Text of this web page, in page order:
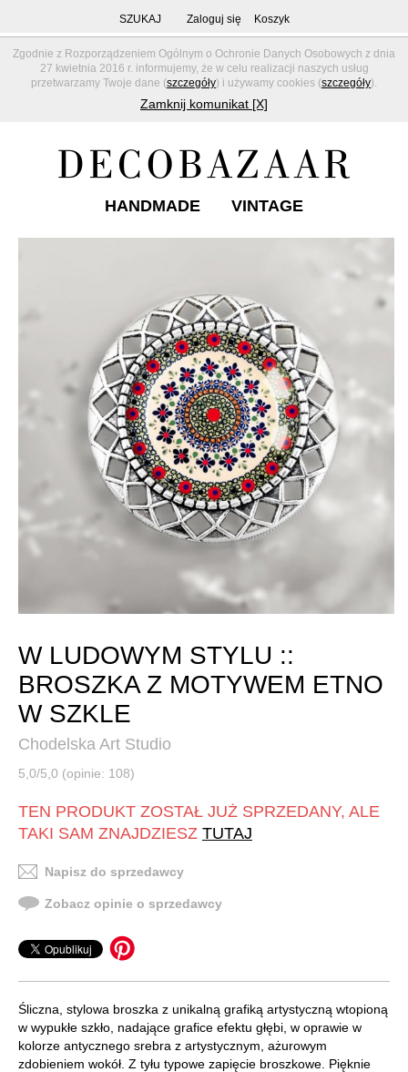
Zgodnie z Rozporządzeniem Ogólnym o Ochronie Danych Osobowych z dnia
27 kwietnia 2016 r. informujemy, że w celu realizacji naszych usług
przetwarzamy Twoje dane (szczegóły) i używamy cookies (szczegóły).
Zamknij komunikat [X]
SZUKAJ Zaloguj się Koszyk
HANDMADE VINTAGE
W LUDOWYM STYLU ::
BROSZKA Z MOTYWEM ETNO
W SZKLE
Chodelska Art Studio
5,0/5,0 (opinie: 108)
TEN PRODUKT ZOSTAŁ JUŻ SPRZEDANY, ALE
TAKI SAM ZNAJDZIESZ TUTAJ
Napisz do sprzedawcy
Zobacz opinie o sprzedawcy
Śliczna, stylowa broszka z unikalną grafiką artystyczną wtopioną
w wypukłe szkło, nadające grafice efektu głębi, w oprawie w
kolorze antycznego srebra z artystycznym, ażurowym
zdobieniem wokół. Z tyłu typowe zapięcie broszkowe. Pięknie